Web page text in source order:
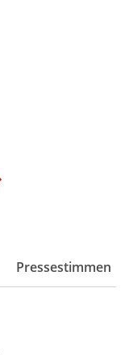
Pressestimmen